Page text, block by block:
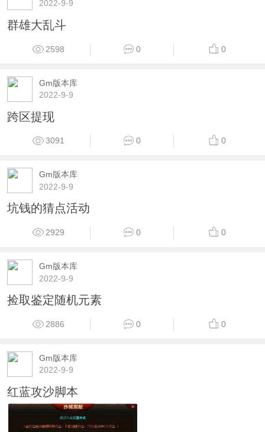
2022-9-9
群雄大乱斗
2598 0 0
Gm版本库
2022-9-9
跨区提现
3091 0 0
Gm版本库
2022-9-9
坑钱的猜点活动
2929 0 0
Gm版本库
2022-9-9
捡取鉴定随机元素
2886 0 0
Gm版本库
2022-9-9
红蓝攻沙脚本